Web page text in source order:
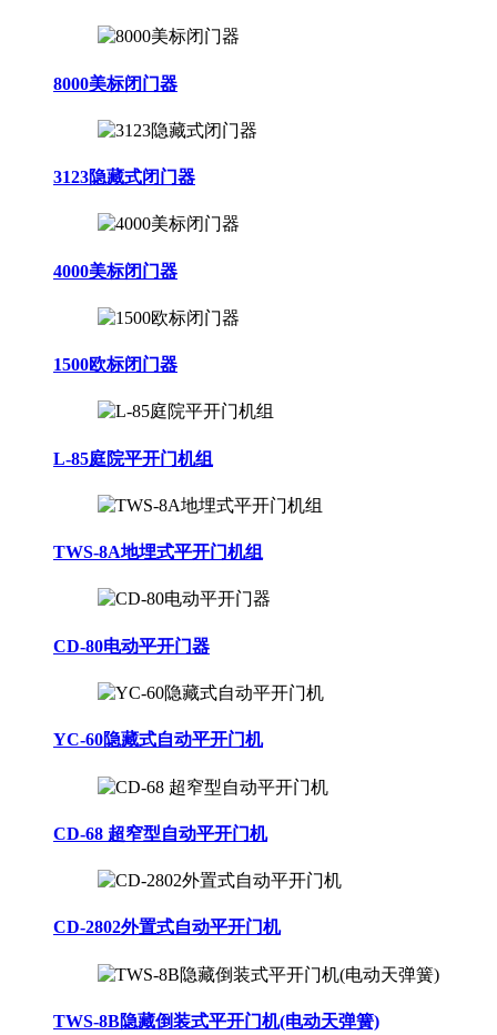
8000美标闭门器
3123隐藏式闭门器
4000美标闭门器
1500欧标闭门器
L-85庭院平开门机组
TWS-8A地埋式平开门机组
CD-80电动平开门器
YC-60隐藏式自动平开门机
CD-68 超窄型自动平开门机
CD-2802外置式自动平开门机
TWS-8B隐藏倒装式平开门机(电动天弹簧)